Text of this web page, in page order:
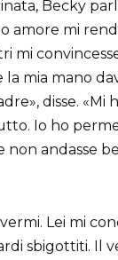
Becky
amore mi
mi
la mia mano
disse. «Mi
Io ho
andasse
Lei mi
sbigottiti. Il